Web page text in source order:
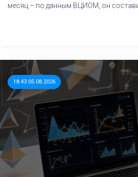
месяц – по данным ВЦИОМ, он
18:43 05.08.2026